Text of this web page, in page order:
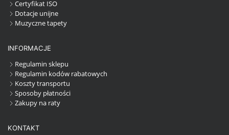
Certyfikat ISO
Dotacje unijne
Muzyczne tapety
INFORMACJE
Regulamin sklepu
Regulamin kodów rabatowych
Koszty transportu
Sposoby płatności
Zakupy na raty
KONTAKT